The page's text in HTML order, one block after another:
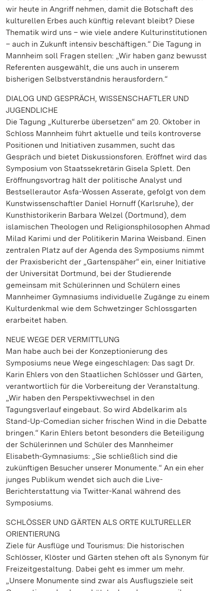
wir heute in Angriff nehmen, damit die Botschaft des
kulturellen Erbes auch künftig relevant bleibt? Diese
Thematik wird uns – wie viele andere Kulturinstitutionen
– auch in Zukunft intensiv beschäftigen.“ Die Tagung in
Mannheim soll Fragen stellen: „Wir haben ganz bewusst
Referenten ausgewählt, die uns auch in unserem
bisherigen Selbstverständnis herausfordern.“
DIALOG UND GESPRÄCH, WISSENSCHAFTLER UND
JUGENDLICHE
Die Tagung „Kulturerbe übersetzen“ am 20. Oktober in
Schloss Mannheim führt aktuelle und teils kontroverse
Positionen und Initiativen zusammen, sucht das
Gespräch und bietet Diskussionsforen. Eröffnet wird das
Symposium von Staatssekretärin Gisela Splett. Den
Eröffnungsvortrag hält der politische Analyst und
Bestsellerautor Asfa-Wossen Asserate, gefolgt von dem
Kunstwissenschaftler Daniel Hornuff (Karlsruhe), der
Kunsthistorikerin Barbara Welzel (Dortmund), dem
islamischen Theologen und Religionsphilosophen Ahmad
Milad Karimi und der Politikerin Marina Weisband. Einen
zentralen Platz auf der Agenda des Symposiums nimmt
der Praxisbericht der „Gartenspäher“ ein, einer Initiative
der Universität Dortmund, bei der Studierende
gemeinsam mit Schülerinnen und Schülern eines
Mannheimer Gymnasiums individuelle Zugänge zu einem
Kulturdenkmal wie dem Schwetzinger Schlossgarten
erarbeitet haben.
NEUE WEGE DER VERMITTLUNG
Man habe auch bei der Konzeptionierung des
Symposiums neue Wege eingeschlagen: Das sagt Dr.
Karin Ehlers von den Staatlichen Schlösser und Gärten,
verantwortlich für die Vorbereitung der Veranstaltung.
„Wir haben den Perspektivwechsel in den
Tagungsverlauf eingebaut. So wird Abdelkarim als
Stand-Up-Comedian sicher frischen Wind in die Debatte
bringen.“ Karin Ehlers betont besonders die Beteiligung
der Schülerinnen und Schüler des Mannheimer
Elisabeth-Gymnasiums: „Sie schließlich sind die
zukünftigen Besucher unserer Monumente.“ An ein eher
junges Publikum wendet sich auch die Live-
Berichterstattung via Twitter-Kanal während des
Symposiums.
SCHLÖSSER UND GÄRTEN ALS ORTE KULTURELLER
ORIENTIERUNG
Ziele für Ausflüge und Tourismus: Die historischen
Schlösser, Klöster und Gärten stehen oft als Synonym für
Freizeitgestaltung. Dabei geht es immer um mehr.
„Unsere Monumente sind zwar als Ausflugsziele seit